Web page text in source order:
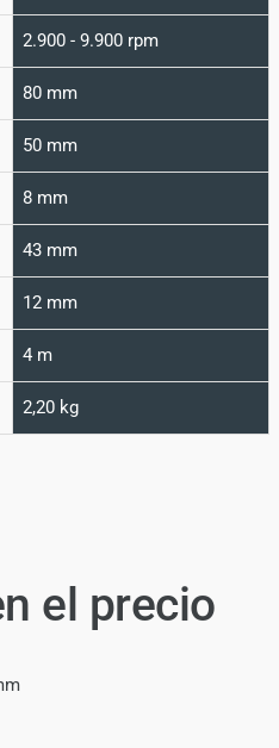
2.900 - 9.900 rpm
80 mm
50 mm
8 mm
43 mm
12 mm
4 m
2,20 kg
el precio